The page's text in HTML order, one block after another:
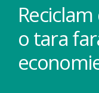
o tara